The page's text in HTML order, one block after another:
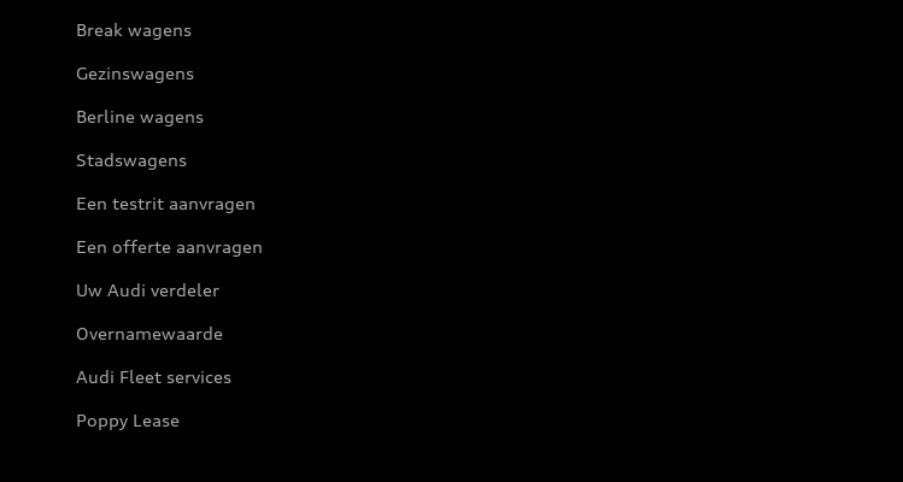
Break wagens
Gezinswagens
Berline wagens
Stadswagens
Een testrit aanvragen
Een offerte aanvragen
Uw Audi verdeler
Overnamewaarde
Audi Fleet services
Poppy Lease